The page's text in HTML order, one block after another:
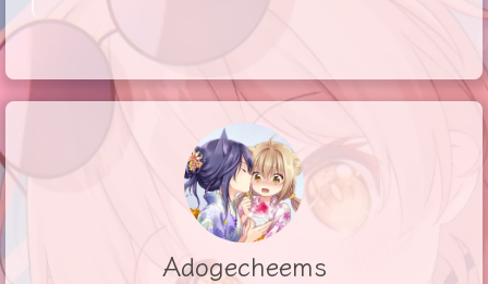
Adogecheems